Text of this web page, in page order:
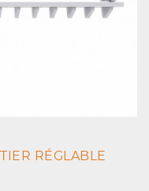
RÉGLABLE